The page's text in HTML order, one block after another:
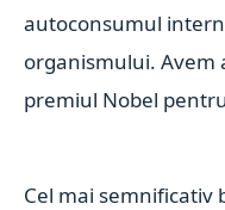
autoconsumul
organismului. Avem
premiul Nobel
Cel mai semnificativ